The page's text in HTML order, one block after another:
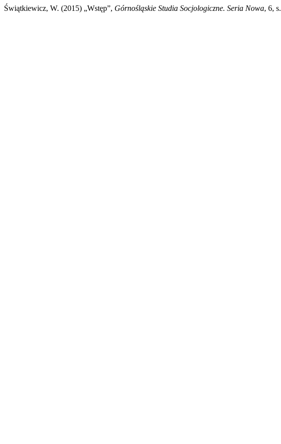
Świątkiewicz, W. (2015) „Wstęp”, Górnośląskie Studia Socjologiczne. Seria Nowa, 6,